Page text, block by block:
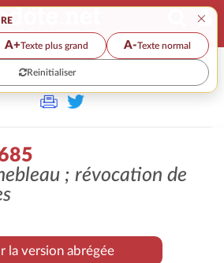
×
A+Texte plus grand A-Texte normal
Reinitialiser
; révocation de
la version abrégée